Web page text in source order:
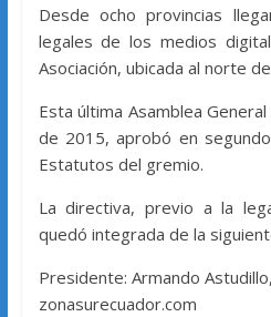
Desde ocho provincias
legales de los medios
Asociación, ubicada al norte
Esta última Asamblea
de 2015, aprobó en
Estatutos del gremio.
La directiva, previo a la
quedó integrada de la
Presidente: Armando
zonasurecuador.com